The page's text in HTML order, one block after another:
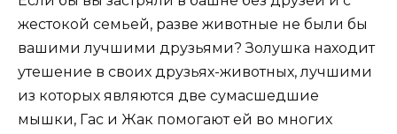
жестокой семьей, разве животные не были бы
вашими лучшими друзьями? Золушка находит
утешение в своих друзьях-животных, лучшими
из которых являются две сумасшедшие
мышки, Гас и Жак помогают ей во многих